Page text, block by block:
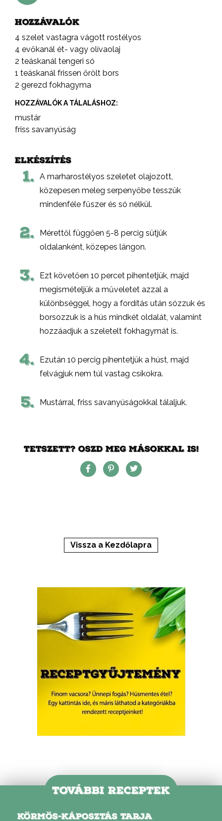
HOZZÁVALÓK
4 szelet vastagra vágott rostélyos
4 evőkanál ét- vagy olívaolaj
2 teáskanál tengeri só
1 teáskanál frissen őrölt bors
2 gerezd fokhagyma
HOZZÁVALÓK A TÁLALÁSHOZ:
mustár
friss savanyúság
ELKÉSZÍTÉS
1. A marharostélyos szeletet olajozott,
közepesen meleg serpenyőbe tesszük
mindenféle fűszer és só nélkül.
2. Mérettől függően 5-8 percig sütjük
oldalanként, közepes lángon.
3. Ezt követően 10 percet pihentetjük, majd
megismételjük a műveletet azzal a
különbséggel, hogy a fordítás után sózzuk és
borsozzuk is a hús mindkét oldalát, valamint
hozzáadjuk a szeletelt fokhagymát is.
4. Ezután 10 percig pihentetjük a húst, majd
felvágjuk nem túl vastag csíkokra.
5. Mustárral, friss savanyúságokkal tálaljuk.
TETSZETT? OSZD MEG MÁSOKKAL IS!
Vissza a Kezdőlapra
TOVÁBBI RECEPTEK
KÖRMÖS-KÁPOSZTÁS TARJA